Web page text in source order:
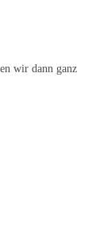
wir dann ganz